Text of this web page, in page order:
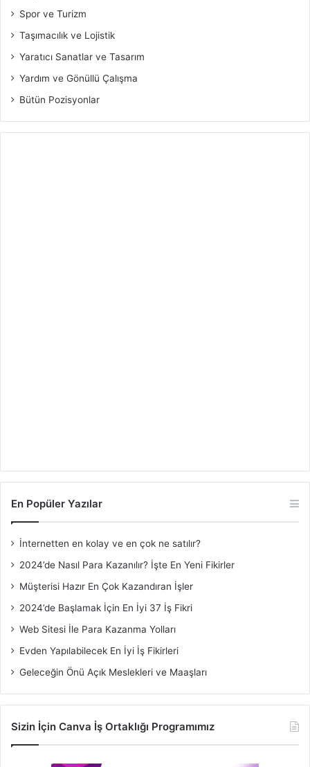
Spor ve Turizm
Taşımacılık ve Lojistik
Yaratıcı Sanatlar ve Tasarım
Yardım ve Gönüllü Çalışma
Bütün Pozisyonlar
En Popüler Yazılar
İnternetten en kolay ve en çok ne satılır?
2024’de Nasıl Para Kazanılır? İşte En Yeni Fikirler
Müşterisi Hazır En Çok Kazandıran İşler
2024’de Başlamak İçin En İyi 37 İş Fikri
Web Sitesi İle Para Kazanma Yolları
Evden Yapılabilecek En İyi İş Fikirleri
Geleceğin Önü Açık Meslekleri ve Maaşları
Sizin İçin Canva İş Ortaklığı Programımız